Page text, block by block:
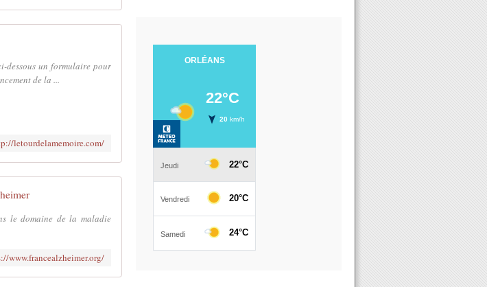
dessous un formulaire pour
de la ...
letourdelamemoire.com/
le domaine de la maladie
www.francealzheimer.org/